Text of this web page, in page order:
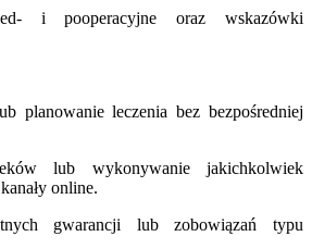
i pooperacyjne oraz wskazówki
planowanie leczenia bez bezpośredniej
lub wykonywanie jakichkolwiek
online.
gwarancji lub zobowiązań typu